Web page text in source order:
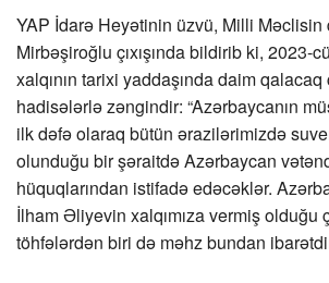
YAP İdarə Heyətinin üzvü, Milli Məclisin
Mirbəşiroğlu çıxışında bildirib ki, 2023-
xalqının tarixi yaddaşında daim
hadisələrlə zəngindir: “Azərbaycanın
ilk dəfə olaraq bütün ərazilərimizdə
olunduğu bir şəraitdə Azərbaycan
hüquqlarından istifadə edəcəklər.
İlham Əliyevin xalqımıza vermiş olduğu
töhfələrdən biri də məhz bundan